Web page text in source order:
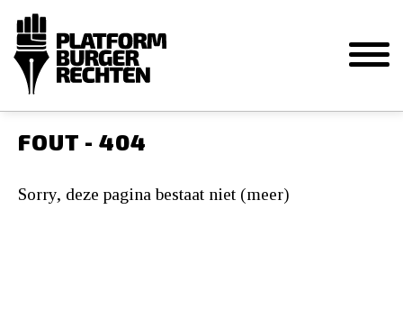
FOUT - 404
Sorry, deze pagina bestaat niet (meer)